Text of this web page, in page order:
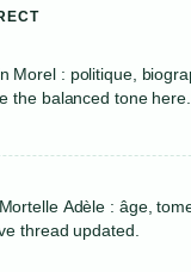
Morel : politique,
the balanced tone here.
Adèle : âge,
thread updated.